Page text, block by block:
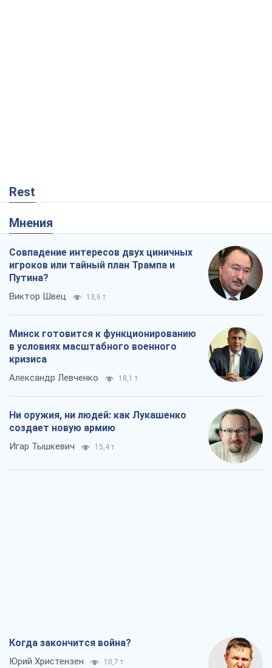
Rest
Мнения
Совпадение интересов двух циничных
игроков или тайный план Трампа и
Путина?
Виктор Швец 13,6 т.
Минск готовится к функционированию
в условиях масштабного военного
кризиса
Александр Левченко 18,1 т.
Ни оружия, ни людей: как Лукашенко
создает новую армию
Игар Тышкевич 15,4 т.
Когда закончится война?
Юрий Христензен 10,7 т.